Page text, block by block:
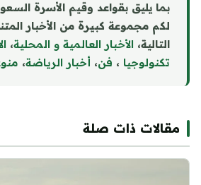
بما يليق بقواعد وقيم الأسرة
لكم مجموعة كبيرة من الأخبار
التالية، الأخبار العالمية و المحلية،
تكنولوجيا ، فن، أخبار الرياضة،
مقالات ذات صلة